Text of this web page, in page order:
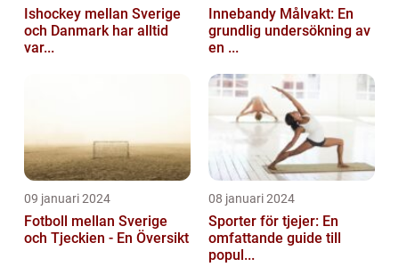
Ishockey mellan Sverige
och Danmark har alltid
var...
Innebandy Målvakt: En
grundlig undersökning av
en ...
09 januari 2024
Fotboll mellan Sverige
och Tjeckien - En Översikt
08 januari 2024
Sporter för tjejer: En
omfattande guide till
popul...